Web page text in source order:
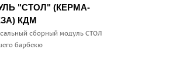
"СТОЛ" (КЕРМА-
КДМ
сборный модуль СТОЛ
барбекю